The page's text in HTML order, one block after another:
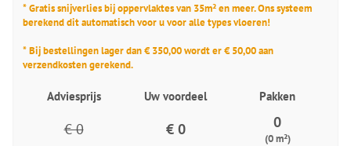
* Gratis snijverlies bij oppervlaktes van 35m² en meer. Ons systeem
berekend dit automatisch voor u voor alle types vloeren!
* Bij bestellingen lager dan € 350,00 wordt er € 50,00 aan
verzendkosten gerekend.
Adviesprijs Uw voordeel Pakken
€ 0 € 0 0
(0 m²)